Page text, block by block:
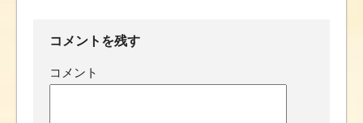
コメントを残す
コメント